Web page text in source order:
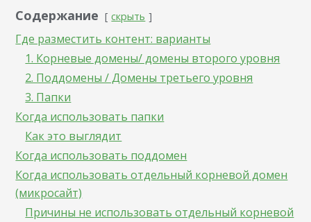
Содержание скрыть
Где разместить контент: варианты
1. Корневые домены/ домены второго уровня
2. Поддомены / Домены третьего уровня
3. Папки
Когда использовать папки
Как это выглядит
Когда использовать поддомен
Когда использовать отдельный корневой домен
(микросайт)
Причины не использовать отдельный корневой